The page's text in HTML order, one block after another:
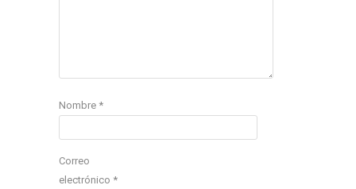
Nombre *
Correo
electrónico *